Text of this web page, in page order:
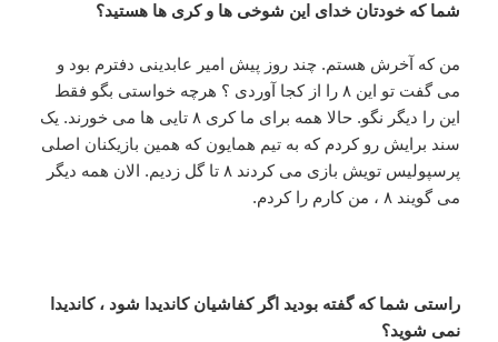
شما که خودتان خدای این شوخی ها و کری ها هستید؟
من که آخرش هستم. چند روز پیش امیر عابدینی دفترم بود و
می گفت تو این ۸ را از کجا آوردی ؟ هرچه خواستی بگو فقط
این را دیگر نگو. حالا همه برای ما کری ۸ تایی ها می خورند. یک
سند برایش رو کردم که به تیم همایون که همین بازیکنان اصلی
پرسپولیس تویش بازی می کردند ۸ تا گل زدیم. الان همه دیگر
می گویند ۸ ، من کارم را کردم.
راستی شما که گفته بودید اگر کفاشیان کاندیدا شود ، کاندیدا
نمی شوید؟